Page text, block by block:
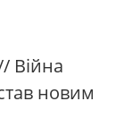
Війна
новим